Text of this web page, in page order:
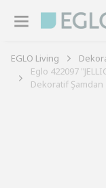
EGLO Living
Eglo 422097
Dekoratif Şamdan